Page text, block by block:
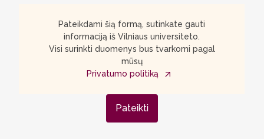
Pateikdami šią formą, sutinkate gauti
informaciją iš Vilniaus universiteto.
Visi surinkti duomenys bus tvarkomi pagal
mūsų
Privatumo politiką
Pateikti